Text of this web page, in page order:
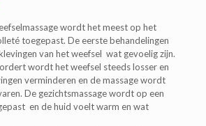
wordt het meest op het
toegepast. De eerste behandelingen
van het weefsel wat gevoelig zijn.
wordt het weefsel steeds losser en
verminderen en de massage wordt
De gezichtsmassage wordt op een
en de huid voelt warm en wat